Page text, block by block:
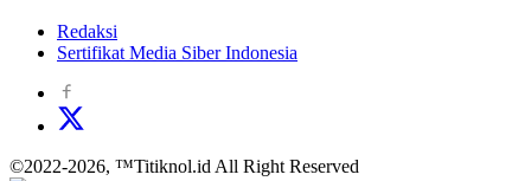
Redaksi
Sertifikat Media Siber Indonesia
©2022-2026, ™Titiknol.id All Right Reserved